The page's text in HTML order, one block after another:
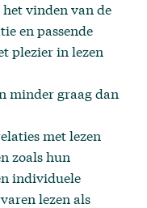
vinden van de
en passende
plezier in lezen
minder graag dan
met lezen
zoals hun
individuele
lezen als